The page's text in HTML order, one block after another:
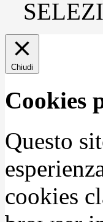
Chiudi
Cookies
Questo
cookies